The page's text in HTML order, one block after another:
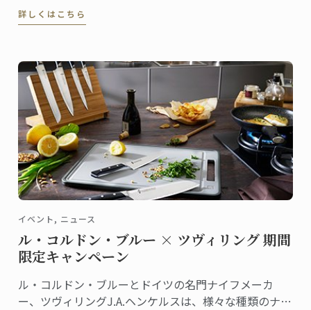
てをしながら、自宅でこの教室を主宰しているのが池
詳しくはこちら
イベント, ニュース
ル・コルドン・ブルー × ツヴィリング 期間
限定キャンペーン
ル・コルドン・ブルーとドイツの名門ナイフメーカ
ー、ツヴィリングJ.A.ヘンケルスは、様々な種類のナイ